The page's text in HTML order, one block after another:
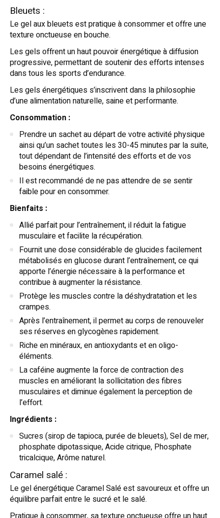
Bleuets :
Le gel aux bleuets est pratique à consommer et offre une
texture onctueuse en bouche.
Les gels offrent un haut pouvoir énergétique à diffusion
progressive, permettant de soutenir des efforts intenses
dans tous les sports d’endurance.
Les gels énergétiques s’inscrivent dans la philosophie
d’une alimentation naturelle, saine et performante.
Consommation :
Prendre un sachet au départ de votre activité physique
ainsi qu’un sachet toutes les 30-45 minutes par la suite,
tout dépendant de l’intensité des efforts et de vos
besoins énergétiques.
Il est recommandé de ne pas attendre de se sentir
faible pour en consommer.
Bienfaits :
Allié parfait pour l’entraînement, il réduit la fatigue
musculaire et facilite la récupération.
Fournit une dose considérable de glucides facilement
métabolisés en glucose durant l’entraînement, ce qui
apporte l’énergie nécessaire à la performance et
contribue à augmenter la résistance.
Protège les muscles contre la déshydratation et les
crampes.
Après l’entraînement, il permet au corps de renouveler
ses réserves en glycogènes rapidement.
Riche en minéraux, en antioxydants et en oligo-
éléments.
La caféine augmente la force de contraction des
muscles en améliorant la sollicitation des fibres
musculaires et diminue également la perception de
l’effort.
Ingrédients :
Sucres (sirop de tapioca, purée de bleuets), Sel de mer,
phosphate dipotassique, Acide citrique, Phosphate
tricalcique, Arôme naturel.
Caramel salé :
Le gel énergétique Caramel Salé est savoureux et offre un
équilibre parfait entre le sucré et le salé.